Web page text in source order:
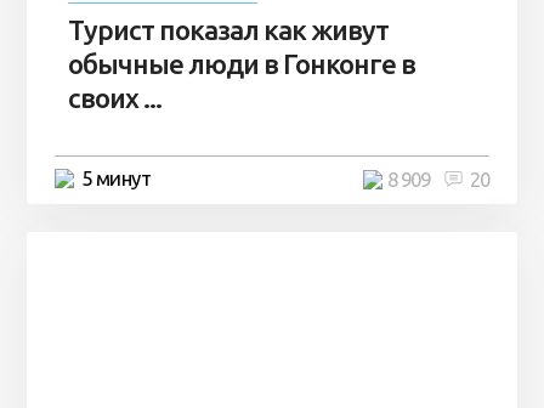
Турист показал как живут
обычные люди в Гонконге в
своих ...
5 минут 20
8 909